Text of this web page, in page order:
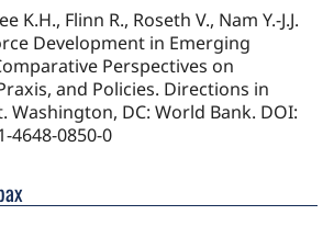
K.H., Flinn R., Roseth V., Nam Y.-J.J.
Development in Emerging
Perspectives on
and Policies. Directions in
Washington, DC: World Bank. DOI:
4648-0850-0